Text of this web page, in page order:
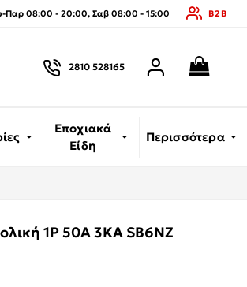
Παρ 08:00 - 20:00, Σαβ 08:00 - 15:00 B2B
2810 528165
Εποχιακά
Είδη
Περισσότερα
1P 50A 3KA SB6NZ